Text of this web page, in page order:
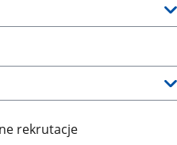
rekrutacje